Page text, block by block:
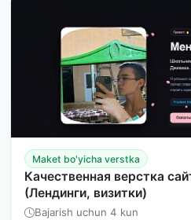
Maket bo'yicha verstka
Качественная верстка
(Лендинги, визитки)
Bajarish uchun 4 kun